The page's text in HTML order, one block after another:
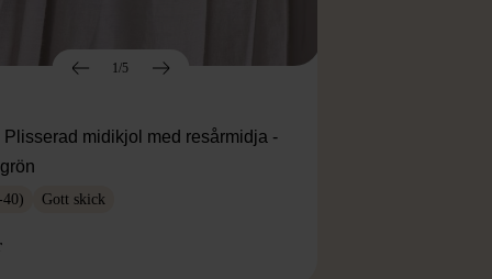
1/5
Plisserad midikjol med resårmidja -
Gott skick